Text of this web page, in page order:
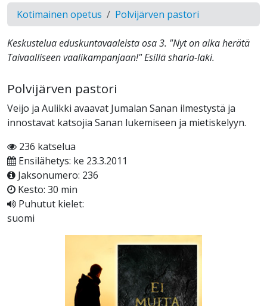
Kotimainen opetus Polvijärven pastori
Keskustelua eduskuntavaaleista osa 3. "Nyt on aika herätä
Taivaalliseen vaalikampanjaan!" Esillä sharia-laki.
Polvijärven pastori
Veijo ja Aulikki avaavat Jumalan Sanan ilmestystä ja
innostavat katsojia Sanan lukemiseen ja mietiskelyyn.
236 katselua
Ensilähetys: ke 23.3.2011
Jaksonumero: 236
Kesto: 30 min
Puhutut kielet:
suomi